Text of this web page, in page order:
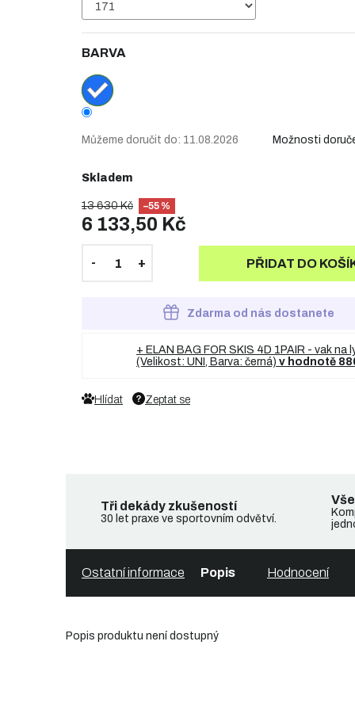
13 630 Kč –55 %
6 133,50 Kč
Skladem
BARVA
Můžeme doručit do: 11.08.2026 Možnosti
PŘIDAT DO
Zdarma od nás dostanete
+ ELAN BAG FOR SKIS 4D 1PAIR - vak na
(Velikost: UNI, Barva: černá) v hodnotě
Zeptat se
Hlídat
Tři dekády zkušeností
30 let praxe ve sportovním odvětví.
Popis Hodnocení
Ostatní informace
Popis produktu není dostupný